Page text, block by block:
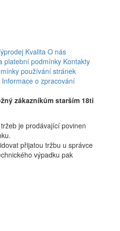
Kvalita O nás
platební podmínky Kontakty
používání stránek
Informace o zpracování
zákazníkům starším 18ti
je prodávající povinen
přijatou tržbu u správce
výpadku pak